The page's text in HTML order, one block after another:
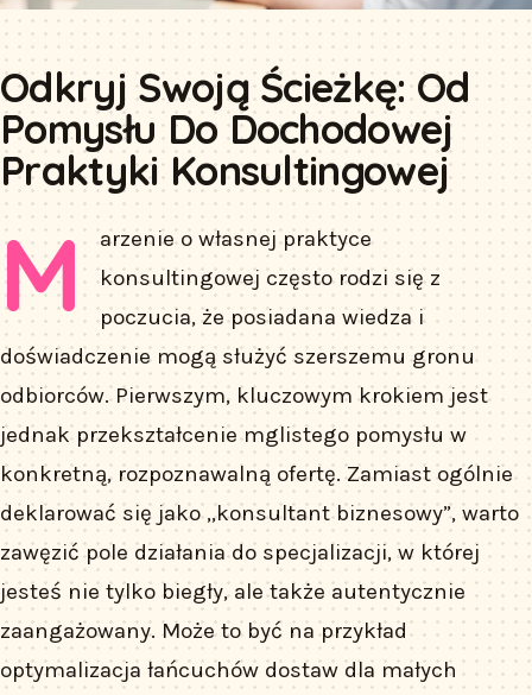
Odkryj Swoją Ścieżkę: Od
Pomysłu Do Dochodowej
Praktyki Konsultingowej
M
arzenie o własnej praktyce
konsultingowej często rodzi się z
poczucia, że posiadana wiedza i
doświadczenie mogą służyć szerszemu gronu
odbiorców. Pierwszym, kluczowym krokiem jest
jednak przekształcenie mglistego pomysłu w
konkretną, rozpoznawalną ofertę. Zamiast ogólnie
deklarować się jako „konsultant biznesowy”, warto
zawęzić pole działania do specjalizacji, w której
jesteś nie tylko biegły, ale także autentycznie
zaangażowany. Może to być na przykład
optymalizacja łańcuchów dostaw dla małych